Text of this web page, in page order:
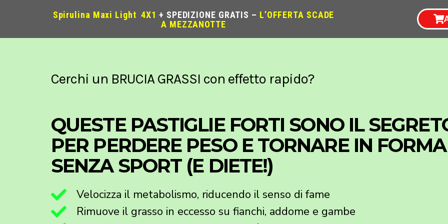
Spirulina Maxi Light 4X1 + SPEDIZIONE GRATIS – L’OFFERTA SCADE
A MEZZANOTTE
Cerchi un BRUCIA GRASSI con effetto rapido?
QUESTE PASTIGLIE FORTI SONO IL
PER PERDERE PESO E TORNARE IN FORMA
SENZA SPORT (E DIETE!)
Velocizza il metabolismo, riducendo il senso di fame
Rimuove il grasso in eccesso su fianchi, addome e gambe